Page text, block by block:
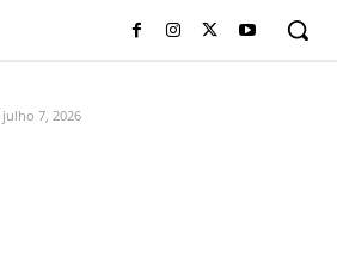
julho 7, 2026